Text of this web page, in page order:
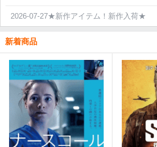
2026-07-27★新作アイテム！新作入荷★
新着商品